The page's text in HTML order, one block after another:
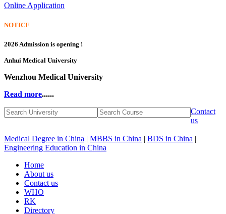
Online Application
NOTICE
2026 Admission is opening !
Anhui Medical University
Wenzhou Medical University
Read more......
Contact
us
Medical Degree in China | MBBS in China | BDS in China |
Engineering Education in China
Home
About us
Contact us
WHO
RK
Directory